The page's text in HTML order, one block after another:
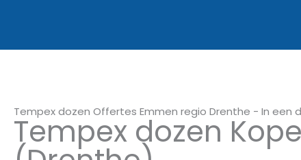
Tempex dozen Offertes Emmen regio Drenthe - In een
Tempex dozen